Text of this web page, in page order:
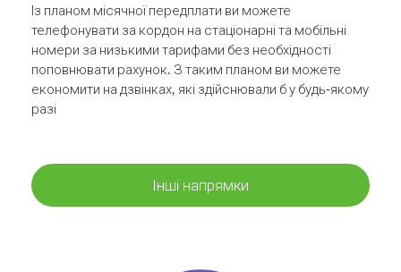
Із планом місячної передплати ви можете
телефонувати за кордон на стаціонарні та мобільні
номери за низькими тарифами без необхідності
поповнювати рахунок. З таким планом ви можете
економити на дзвінках, які здійснювали б у будь-якому
разі
Інші напрямки